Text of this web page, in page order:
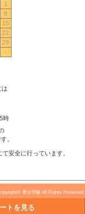
1
8
15
22
29
-
時
。
安全に行っています。
香水学園 All Rights Reserved.
トを見る